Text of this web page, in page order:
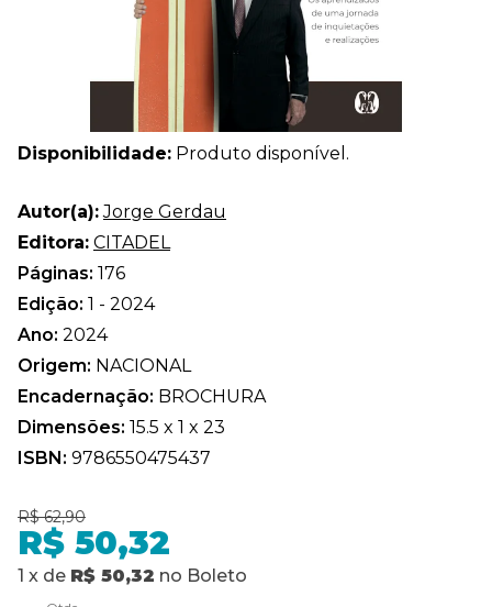
Disponibilidade: Produto disponível.
Autor(a): Jorge Gerdau
Editora: CITADEL
Páginas: 176
Edição: 1 - 2024
Ano: 2024
Origem: NACIONAL
Encadernação: BROCHURA
Dimensões: 15.5 x 1 x 23
ISBN: 9786550475437
R$ 62,90
R$ 50,32
1 x de R$ 50,32 no Boleto